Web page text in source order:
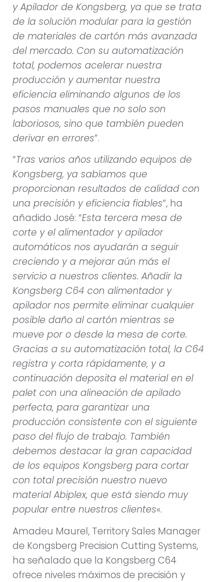
y Apilador de Kongsberg, ya que se trata
de la solución modular para la gestión
de materiales de cartón más avanzada
del mercado. Con su automatización
total, podemos acelerar nuestra
producción y aumentar nuestra
eficiencia eliminando algunos de los
pasos manuales que no solo son
laboriosos, sino que también pueden
derivar en errores”.
“Tras varios años utilizando equipos de
Kongsberg, ya sabíamos que
proporcionan resultados de calidad con
una precisión y eficiencia fiables”, ha
añadido José: “Esta tercera mesa de
corte y el alimentador y apilador
automáticos nos ayudarán a seguir
creciendo y a mejorar aún más el
servicio a nuestros clientes. Añadir la
Kongsberg C64 con alimentador y
apilador nos permite eliminar cualquier
posible daño al cartón mientras se
mueve por o desde la mesa de corte.
Gracias a su automatización total, la C64
registra y corta rápidamente, y a
continuación deposita el material en el
palet con una alineación de apilado
perfecta, para garantizar una
producción consistente con el siguiente
paso del flujo de trabajo. También
debemos destacar la gran capacidad
de los equipos Kongsberg para cortar
con total precisión nuestro nuevo
material Abiplex, que está siendo muy
popular entre nuestros clientes«.
Amadeu Maurel, Territory Sales Manager
de Kongsberg Precision Cutting Systems,
ha señalado que la Kongsberg C64
ofrece niveles máximos de precisión y